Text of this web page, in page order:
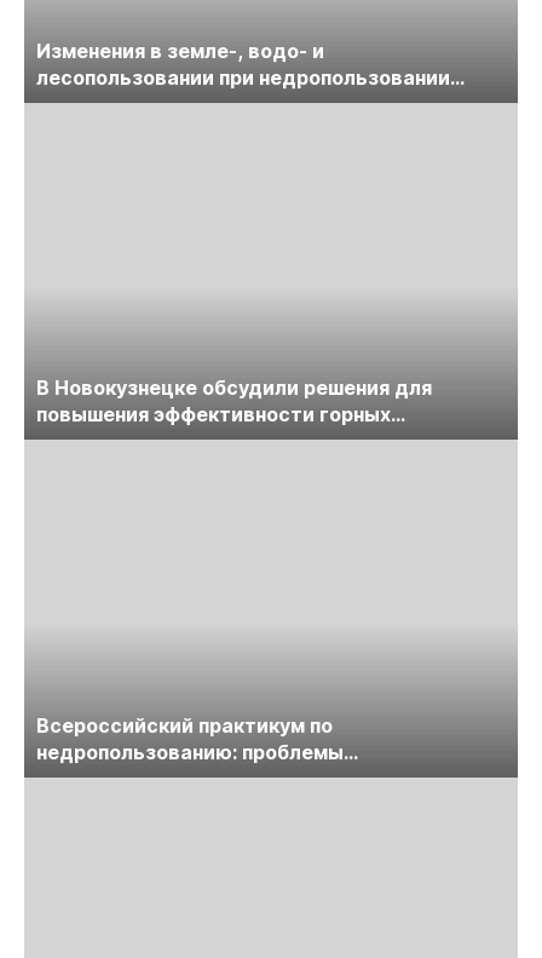
Изменения в земле-, водо- и
лесопользовании при недропользовании
обсудят на семинаре «ПравоТЭК»
В Новокузнецке обсудили решения для
повышения эффективности горных
предприятий
Всероссийский практикум по
недропользованию: проблемы
лицензирования, цифровизации, экспертизы